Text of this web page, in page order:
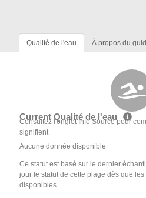
Qualité de l'eau À propos du
Current Qualité de l'eau
Consultez l'onglet Info Source pour
signifient
Aucune donnée disponible
Ce statut est basé sur le dernier
jour le statut de cette plage dès que
disponibles.